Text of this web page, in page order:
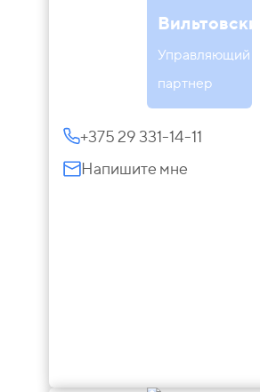
Вильтовский
Управляющий
партнер
+375 29 331-14-11
Напишите мне